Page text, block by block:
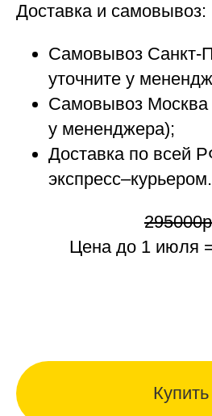
Доставка и самовывоз:
Самовывоз Санкт-
уточните у
Самовывоз Москва
у мененджера);
Доставка по всей
экспресс–курьером.
Цена до 1 июля
Купить